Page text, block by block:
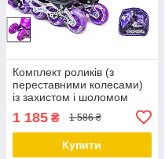
Комплект роликів (з
переставними колесами)
із захистом і шоломом
комплект. Розмір 29-33
1 185 ₴ 1 586 ₴
Купити